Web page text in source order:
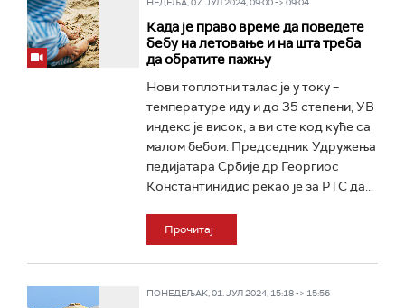
Када је право време да поведете
бебу на летовање и на шта треба
да обратите пажњу
Нови топлотни талас је у току –
температуре иду и до 35 степени, УВ
индекс је висок, а ви сте код куће са
малом бебом. Председник Удружења
педијатара Србије др Георгиос
Константинидис рекао је за РТС да...
Прочитај
ПОНЕДЕЉАК, 01. ЈУЛ 2024, 15:18 -> 15:56